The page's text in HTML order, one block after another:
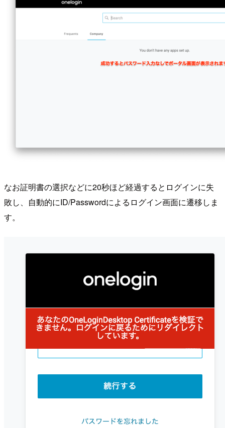
なお証明書の選択などに20秒ほど経過するとログインに失
敗し、自動的にID/Passwordによるログイン画面に遷移しま
す。